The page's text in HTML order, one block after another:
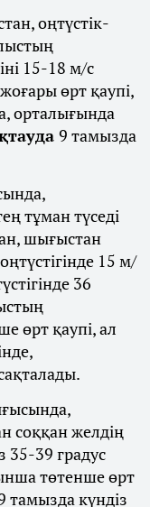
оңтүстік-
15-18 м/с
өрт қаупі,
орталығында
9 тамызда
тұман түседі
шығыстан
15 м/
36
өрт қаупі, ал
соққан желдің
35-39 градус
төтенше өрт
тамызда күндіз